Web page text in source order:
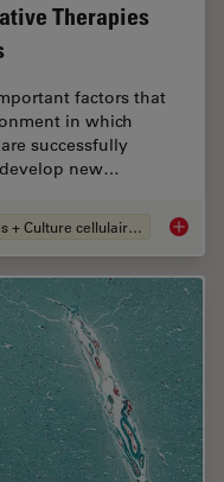
Therapies
factors that
in which
successfully
new…
Organoïdes + Culture cellulaire en 3D